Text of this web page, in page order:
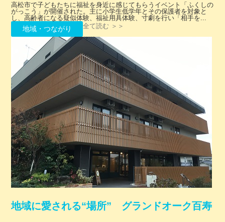
高松市で子どもたちに福祉を身近に感じてもらうイベント「ふくしの
がっこう」が開催された。主に小学生低学年とその保護者を対象と
し、高齢者になる疑似体験、福祉用具体験、寸劇を行い「相手を...
地域・つながり 全て読む ＞＞
地域に愛される“場所” グランドオーク百寿